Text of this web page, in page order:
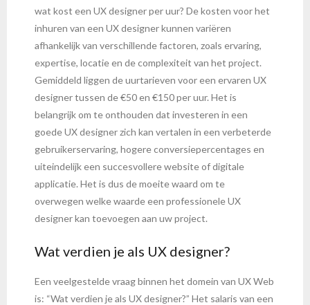
wat kost een UX designer per uur? De kosten voor het
inhuren van een UX designer kunnen variëren
afhankelijk van verschillende factoren, zoals ervaring,
expertise, locatie en de complexiteit van het project.
Gemiddeld liggen de uurtarieven voor een ervaren UX
designer tussen de €50 en €150 per uur. Het is
belangrijk om te onthouden dat investeren in een
goede UX designer zich kan vertalen in een verbeterde
gebruikerservaring, hogere conversiepercentages en
uiteindelijk een succesvollere website of digitale
applicatie. Het is dus de moeite waard om te
overwegen welke waarde een professionele UX
designer kan toevoegen aan uw project.
Wat verdien je als UX designer?
Een veelgestelde vraag binnen het domein van UX Web
is: “Wat verdien je als UX designer?” Het salaris van een